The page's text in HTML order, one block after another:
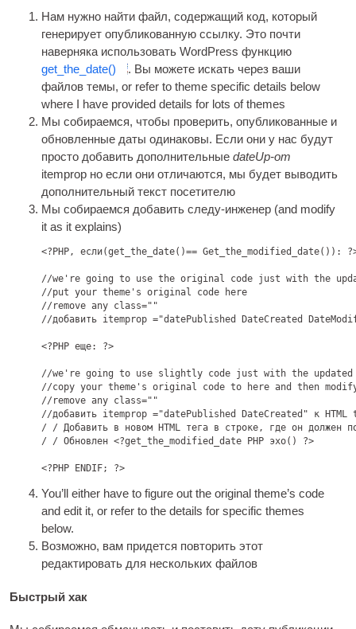
Нам нужно найти файл, содержащий код, который
генерирует опубликованную ссылку. Это почти
наверняка использовать WordPress функцию
get_the_date()
. Вы можете искать через ваши
файлов темы,or refer to theme spe­cif­ic details below
where I have provided details for lots of themes
Мы собираемся, чтобы проверить, опубликованные и
обновленные даты одинаковы. Если они у нас будут
просто добавить дополнительныеdateUp-от
itemprop но если они отличаются, мы будет выводить
дополнительный текст посетителю
Мы собираемся добавить следу-инженер (and modi­fy
it as it explains)
<?PHP, если(get_the_date()== Get_the_modified_date()):
//we're going to use the original code just with the
//put your theme's original code here
//remove any class=""
//добавить itemprop ="datePublished DateCreated
<?PHP еще: ?>
//we're going to use slightly code just with the updated
//copy your theme's original code to here and then
//remove any class=""
//добавить itemprop ="datePublished DateCreated" к
HTML
/ / Добавить в новом HTML тега в строке, где он должен
/ / Обновлен <?get_the_modified_date PHP эхо() ?>
<?PHP ENDIF; ?>
You’ll either have to fig­ure out the ori­gin­al theme’s code
and edit it,or refer to the details for spe­cif­ic themes
below.
Возможно, вам придется повторить этот
редактировать для нескольких файлов
Быстрый хак